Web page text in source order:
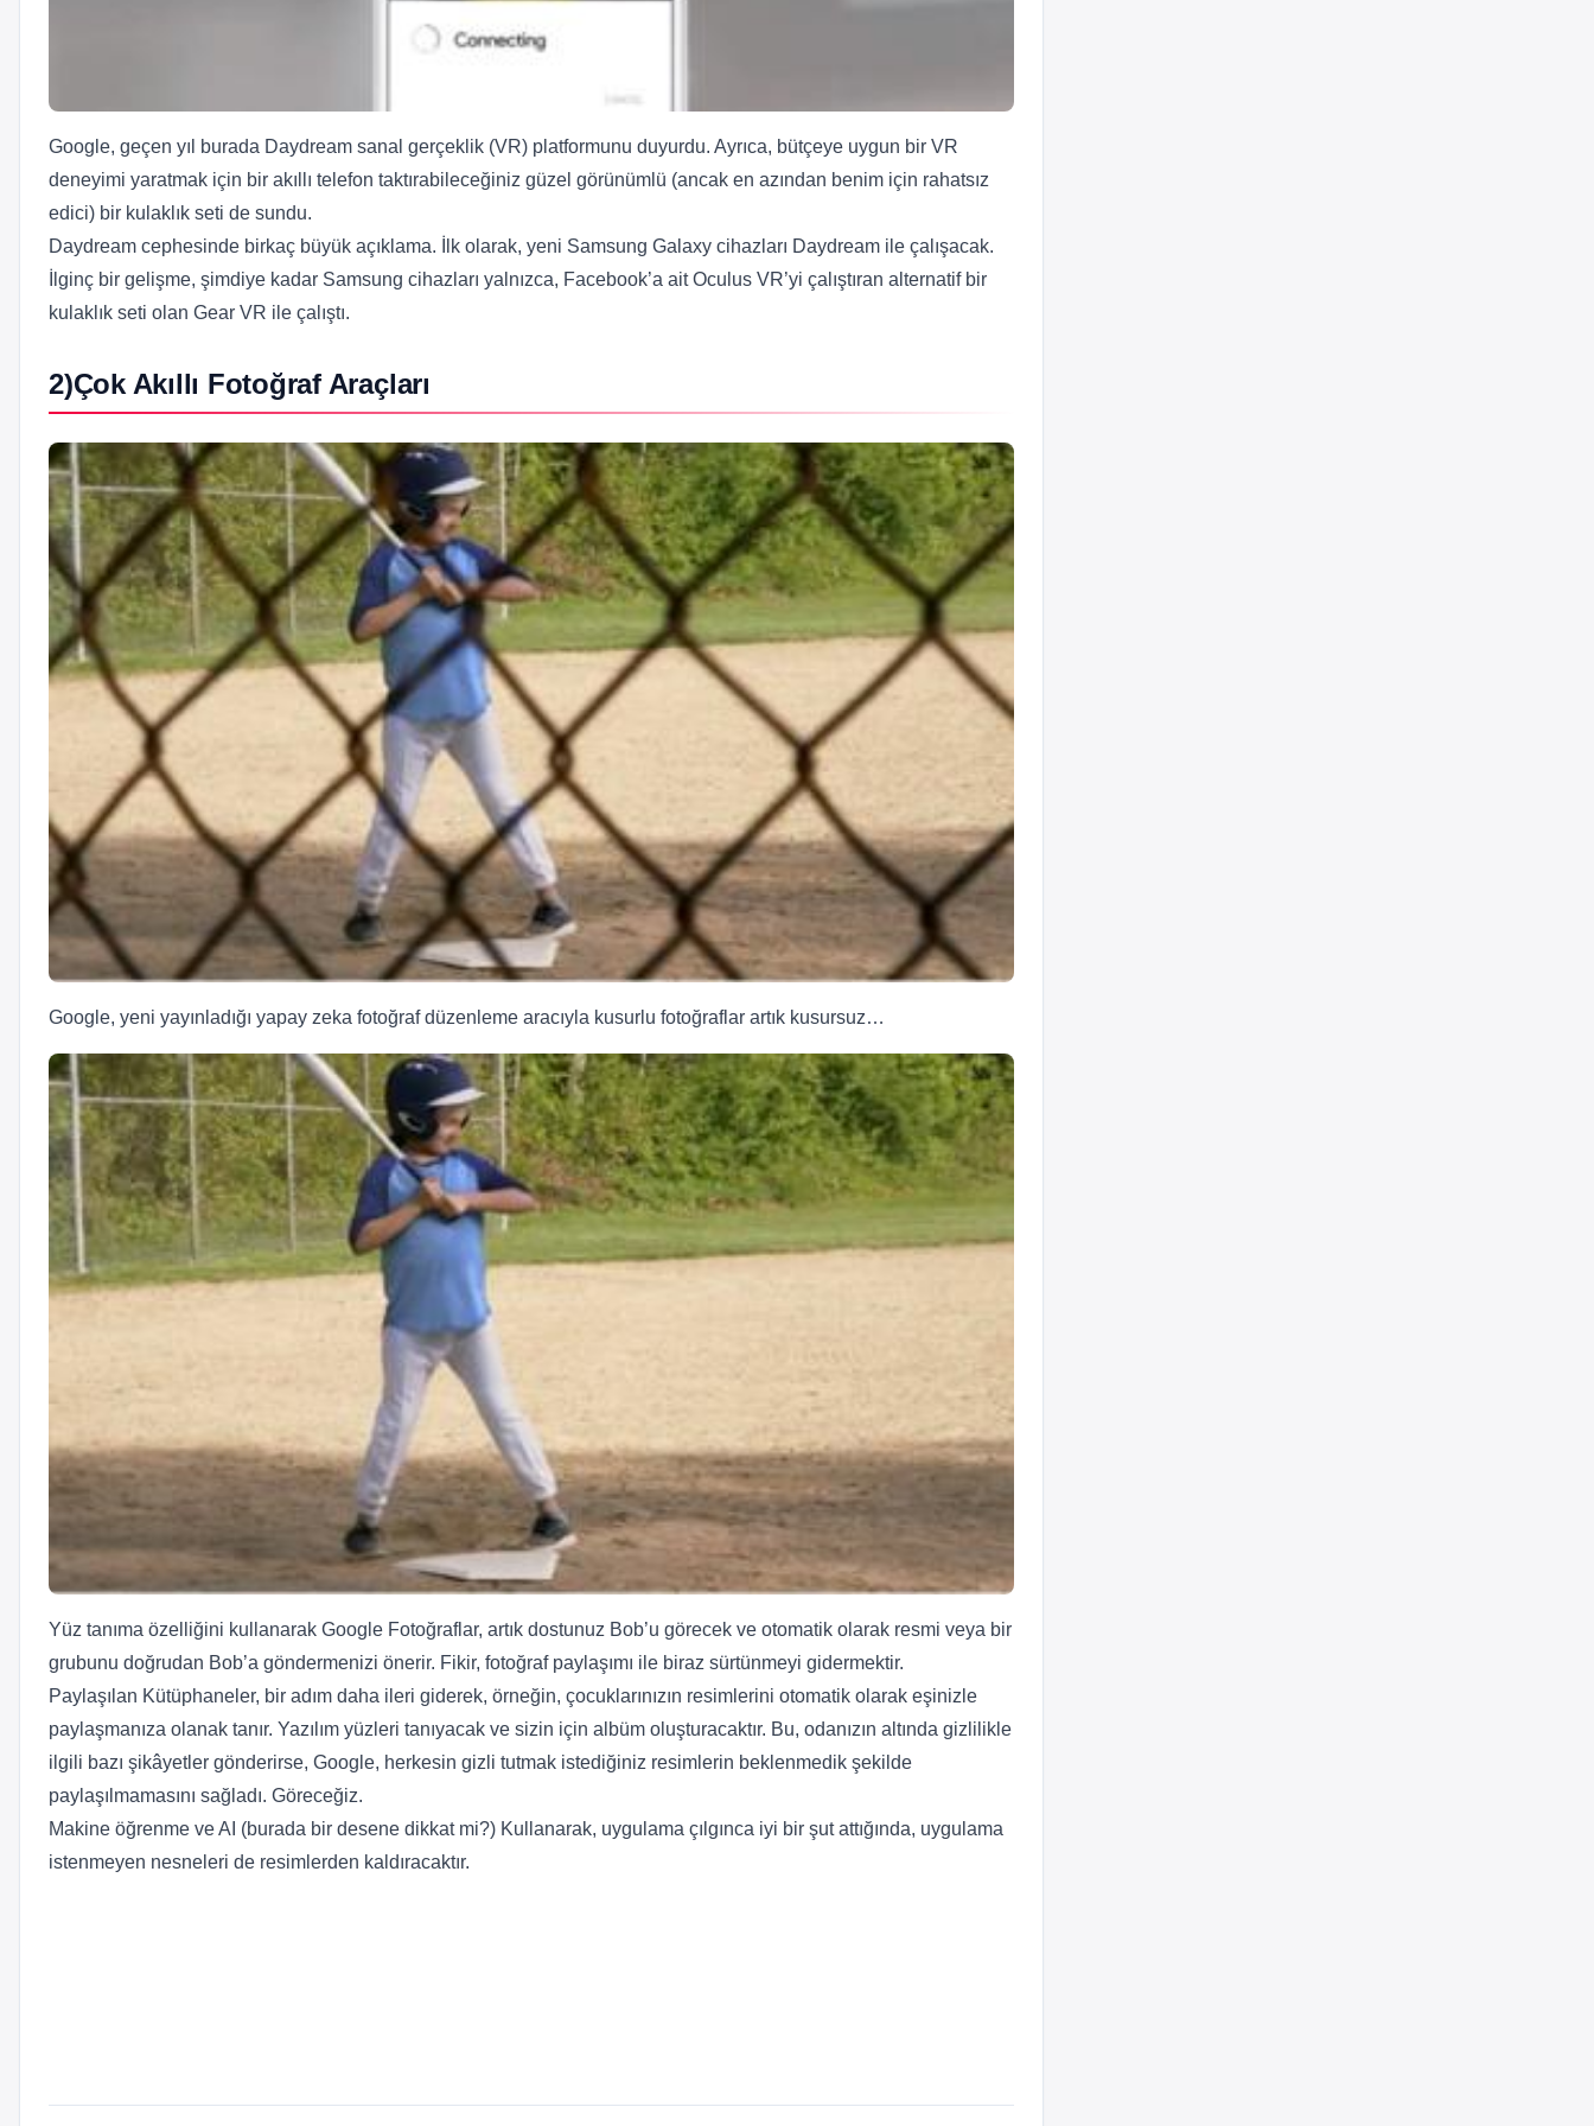
Google, geçen yıl burada Daydream sanal gerçeklik (VR) platformunu duyurdu. Ayrıca, bütçeye uygun bir VR
deneyimi yaratmak için bir akıllı telefon taktırabileceğiniz güzel görünümlü (ancak en azından benim için rahatsız
edici) bir kulaklık seti de sundu.
Daydream cephesinde birkaç büyük açıklama. İlk olarak, yeni Samsung Galaxy cihazları Daydream ile çalışacak.
İlginç bir gelişme, şimdiye kadar Samsung cihazları yalnızca, Facebook’a ait Oculus VR’yi çalıştıran alternatif bir
kulaklık seti olan Gear VR ile çalıştı.
2)Çok Akıllı Fotoğraf Araçları
Google, yeni yayınladığı yapay zeka fotoğraf düzenleme aracıyla kusurlu fotoğraflar artık kusursuz…
Yüz tanıma özelliğini kullanarak Google Fotoğraflar, artık dostunuz Bob’u görecek ve otomatik olarak resmi veya bir
grubunu doğrudan Bob’a göndermenizi önerir. Fikir, fotoğraf paylaşımı ile biraz sürtünmeyi gidermektir.
Paylaşılan Kütüphaneler, bir adım daha ileri giderek, örneğin, çocuklarınızın resimlerini otomatik olarak eşinizle
paylaşmanıza olanak tanır. Yazılım yüzleri tanıyacak ve sizin için albüm oluşturacaktır. Bu, odanızın altında gizlilikle
ilgili bazı şikâyetler gönderirse, Google, herkesin gizli tutmak istediğiniz resimlerin beklenmedik şekilde
paylaşılmamasını sağladı. Göreceğiz.
Makine öğrenme ve AI (burada bir desene dikkat mi?) Kullanarak, uygulama çılgınca iyi bir şut attığında, uygulama
istenmeyen nesneleri de resimlerden kaldıracaktır.